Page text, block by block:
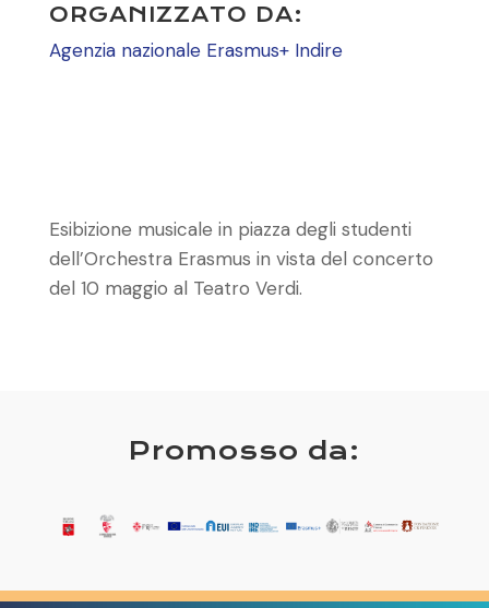
ORGANIZZATO DA:
Agenzia nazionale Erasmus+ Indire
Esibizione musicale in piazza degli studenti
dell’Orchestra Erasmus in vista del concerto
del 10 maggio al Teatro Verdi.
Promosso da: